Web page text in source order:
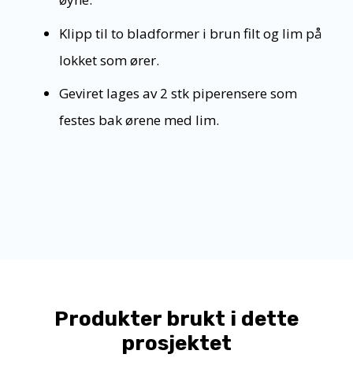
Klipp til to bladformer i brun filt og lim på
lokket som ører.
Geviret lages av 2 stk piperensere som
festes bak ørene med lim.
Produkter brukt i dette
prosjektet